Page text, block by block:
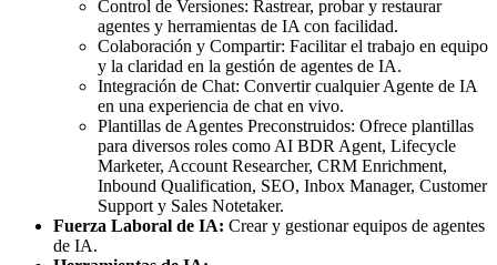
Control de Versiones: Rastrear, probar y restaurar
agentes y herramientas de IA con facilidad.
Colaboración y Compartir: Facilitar el trabajo en equipo
y la claridad en la gestión de agentes de IA.
Integración de Chat: Convertir cualquier Agente de IA
en una experiencia de chat en vivo.
Plantillas de Agentes Preconstruidos: Ofrece plantillas
para diversos roles como AI BDR Agent, Lifecycle
Marketer, Account Researcher, CRM Enrichment,
Inbound Qualification, SEO, Inbox Manager, Customer
Support y Sales Notetaker.
Fuerza Laboral de IA: Crear y gestionar equipos de agentes
de IA.